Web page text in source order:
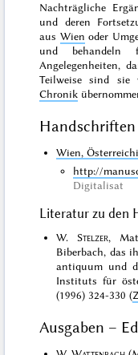
Nachträgliche
und deren
aus Wien oder
und behandeln
Angelegenheiten,
Teilweise sind
Chronik
Wien,
http://
Digitalisat
Literatur zu den
W. Stelzer,
Biberbach, das
antiquum und
Instituts für
(1996) 324-330 (
Ausgaben –